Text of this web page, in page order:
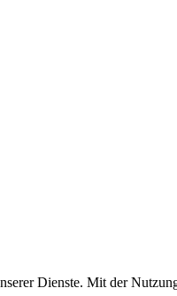
Dienste. Mit der